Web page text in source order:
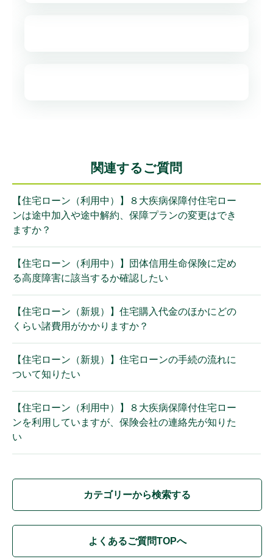
関連するご質問
【住宅ローン（利用中）】８大疾病保障付住宅ロー
ンは途中加入や途中解約、保障プランの変更はでき
ますか？
【住宅ローン（利用中）】団体信用生命保険に定め
る高度障害に該当するか確認したい
【住宅ローン（新規）】住宅購入代金のほかにどの
くらい諸費用がかかりますか？
【住宅ローン（新規）】住宅ローンの手続の流れに
ついて知りたい
【住宅ローン（利用中）】８大疾病保障付住宅ロー
ンを利用していますが、保険会社の連絡先が知りた
い
カテゴリーから検索する
よくあるご質問TOPへ